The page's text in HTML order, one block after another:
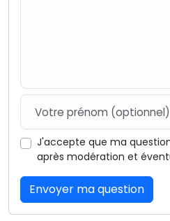
J'accepte que ma
après modération et
Envoyer ma question